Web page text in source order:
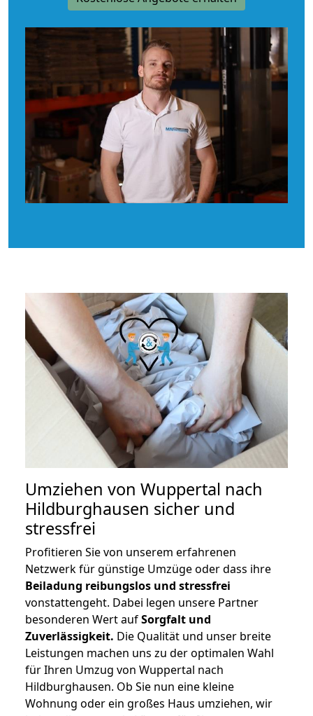
Umziehen von Wuppertal nach
Hildburghausen sicher und
stressfrei
Profitieren Sie von unserem erfahrenen
Netzwerk für günstige Umzüge oder dass ihre
Beiladung reibungslos und stressfrei
vonstattengeht. Dabei legen unsere Partner
besonderen Wert aufSorgfalt und
Zuverlässigkeit. Die Qualität und unser breite
Leistungen machen uns zu der optimalen Wahl
für Ihren Umzug von Wuppertal nach
Hildburghausen. Ob Sie nun eine kleine
Wohnung oder ein großes Haus umziehen, wir